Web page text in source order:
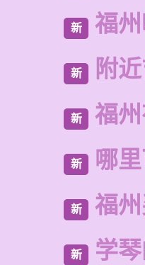
新 福
新 附
新 福
新 哪
新 福
新 学